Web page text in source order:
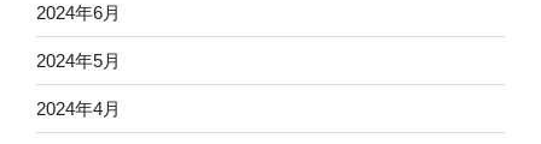
2024年6月
2024年5月
2024年4月